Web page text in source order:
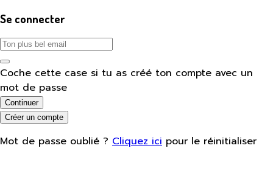
Se connecter
Coche cette case si tu as créé ton compte avec un
mot de passe
Continuer
Créer un compte
Mot de passe oublié ? Cliquez ici pour le réinitialiser